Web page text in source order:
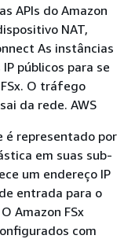
APIs do Amazon
NAT,
As instâncias
públicos para se
O tráfego
da rede. AWS
é representado por
em suas sub-
um endereço IP
entrada para o
Amazon FSx
com